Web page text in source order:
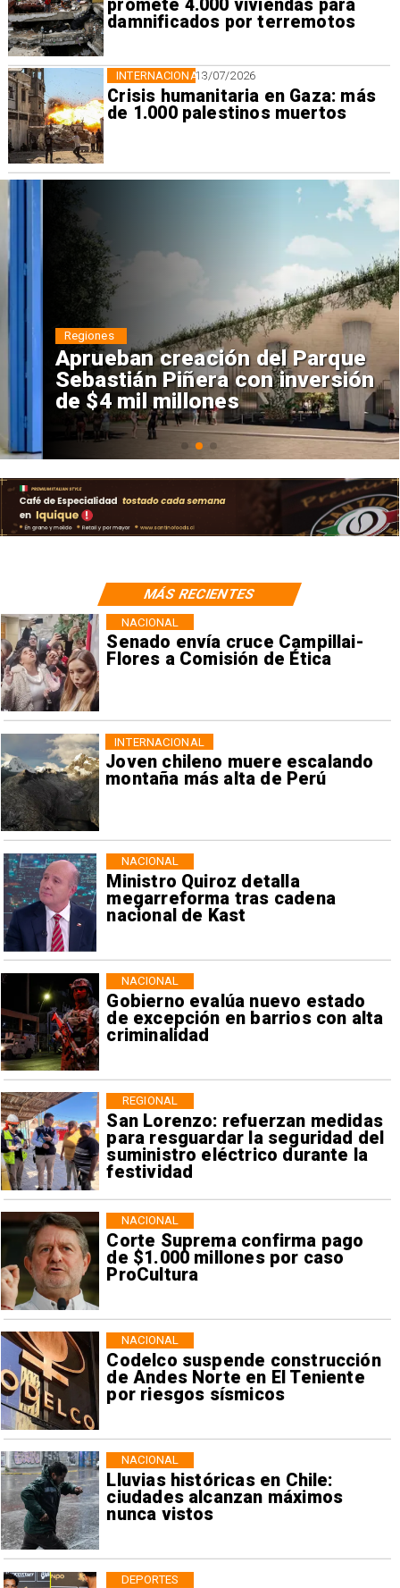
promete 4.000 viviendas para
damnificados por terremotos
13/07/2026
Crisis humanitaria en Gaza: más
de 1.000 palestinos muertos
INTERNACIONAL
Aprueban creación del Parque
Sebastián Piñera con inversión
de $4 mil millones
Regiones
Senado envía cruce Campillai-
Flores a Comisión de Ética
NACIONAL
Joven chileno muere escalando
montaña más alta de Perú
INTERNACIONAL
Ministro Quiroz detalla
megarreforma tras cadena
nacional de Kast
NACIONAL
Gobierno evalúa nuevo estado
de excepción en barrios con alta
criminalidad
NACIONAL
San Lorenzo: refuerzan medidas
para resguardar la seguridad del
suministro eléctrico durante la
festividad
REGIONAL
Corte Suprema confirma pago
de $1.000 millones por caso
ProCultura
NACIONAL
Codelco suspende construcción
de Andes Norte en El Teniente
por riesgos sísmicos
NACIONAL
Lluvias históricas en Chile:
ciudades alcanzan máximos
nunca vistos
NACIONAL
DEPORTES
MÁS RECIENTES